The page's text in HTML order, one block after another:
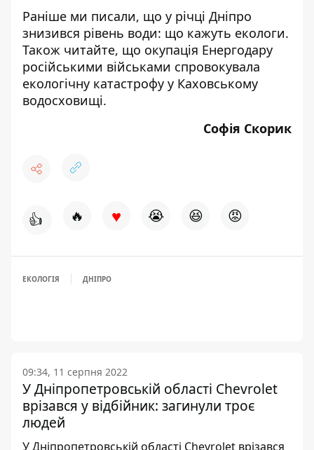
Раніше ми писали, що у річці Дніпро
знизився рівень води: що кажуть екологи.
Також читайте, що окупація Енергодару
російськими військами спровокувала
екологічну катастрофу у Каховському
водосховищі.
Софія Скорик
👍 🔥 ♥ 😭 😆 😡
ЕКОЛОГІЯ ДНІПРО
09:34, 11 серпня 2022
У Дніпропетровській області Chevrolet
врізався у відбійник: загинули троє
людей
У Дніпропетровській області Chevrolet врізався